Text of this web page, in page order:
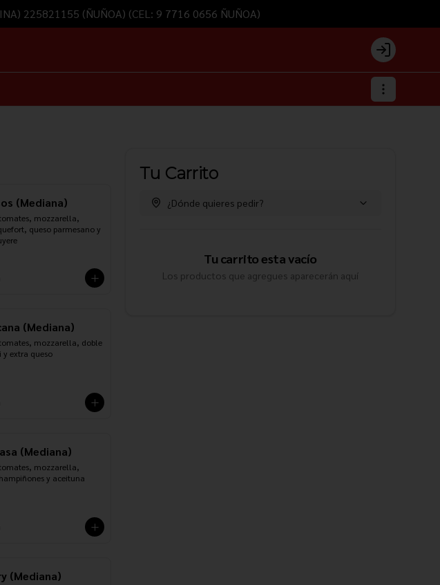
225821155 (ÑUÑOA) (CEL: 9 7716 0656 ÑUÑOA)
Login
(Mediana)
mozzarella,
queso parmesano y
(Mediana)
mozzarella, doble
y extra queso
(Mediana)
mozzarella,
y aceituna
(Mediana)
Tu Carrito
¿Dónde quieres pedir?
Tu carrito esta vacío
Los productos que agregues aparecerán aquí